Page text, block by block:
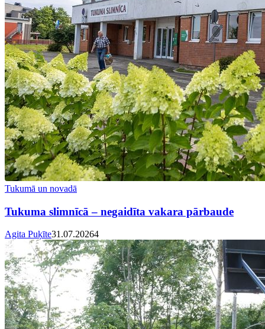
Tukumā un novadā
Tukuma slimnīcā – negaidīta vakara pārbaude
Agita Puķīte31.07.20264